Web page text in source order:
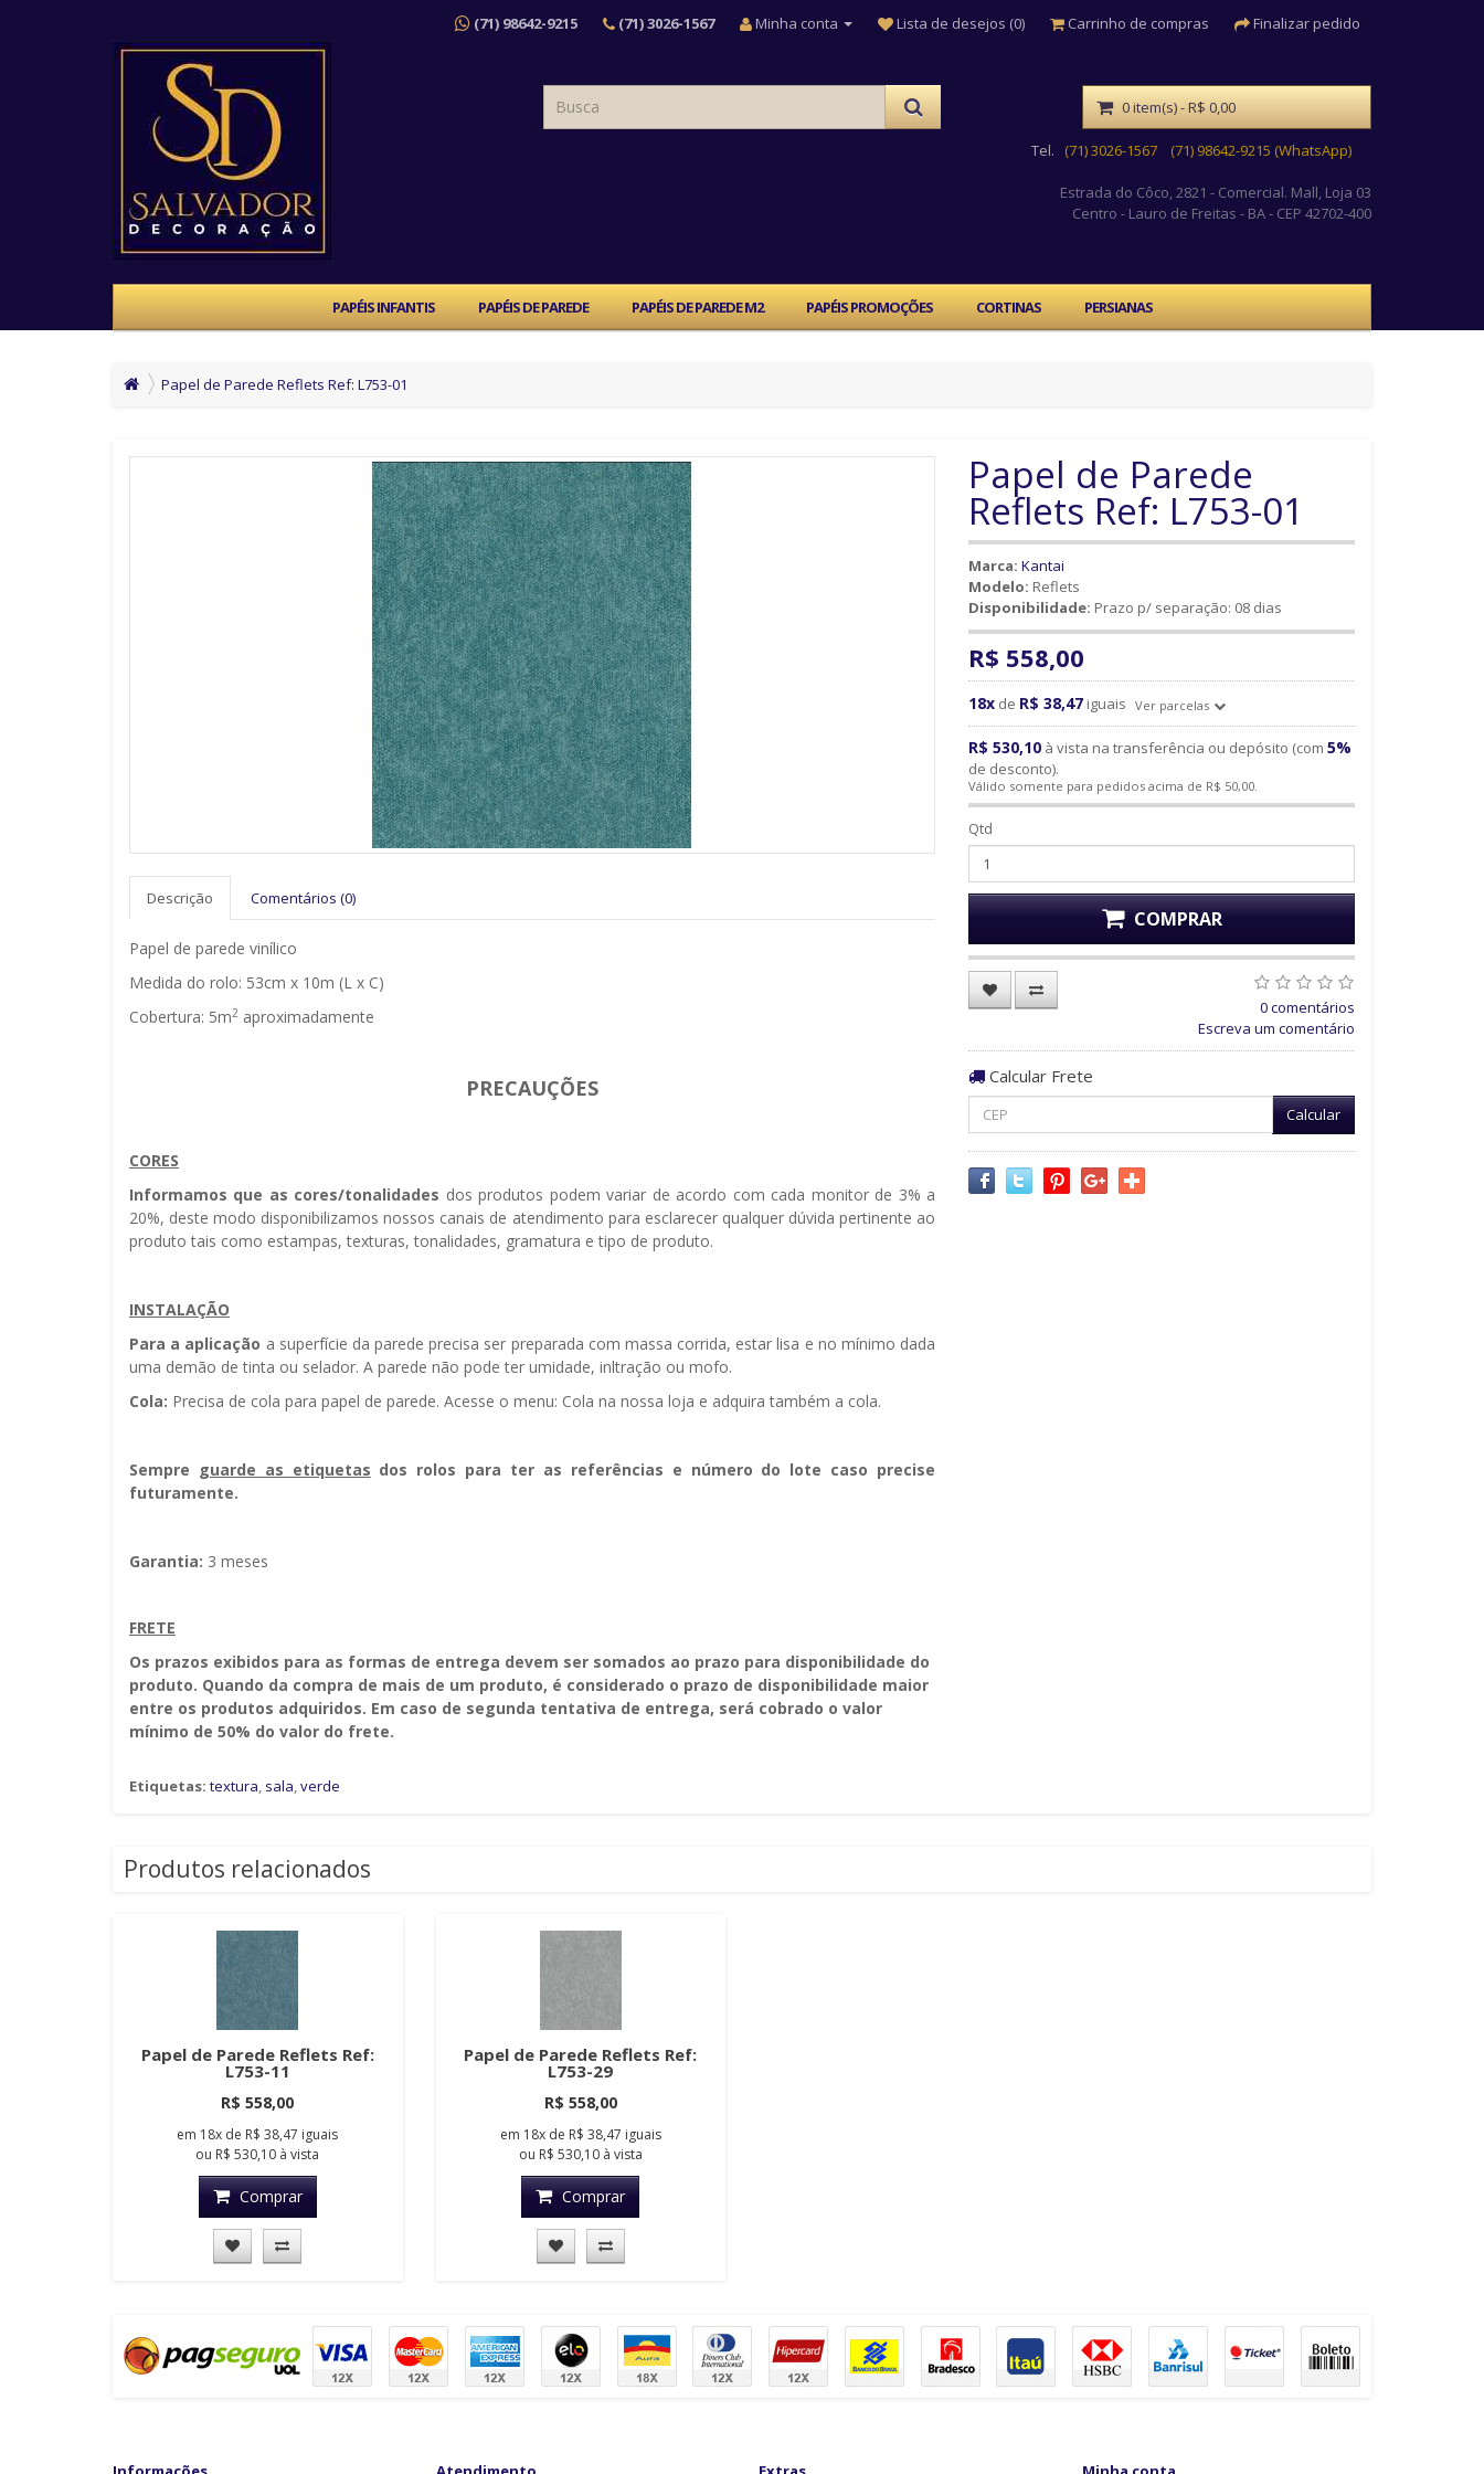
(71) 98642-9215 (71) 3026-1567 Minha conta Lista de desejos (0) Carrinho de compras Finalizar pedido
Tel. (71) 3026-1567 (71) 98642-9215 (WhatsApp)
Estrada do Côco, 2821 - Comercial. Mall, Loja 03
Centro - Lauro de Freitas - BA - CEP 42702-400
0 item(s) - R$ 0,00
PAPÉIS INFANTIS PAPÉIS DE PAREDE PAPÉIS DE PAREDE M2 PAPÉIS PROMOÇÕES CORTINAS PERSIANAS
Papel de Parede Reflets Ref: L753-01
Papel de Parede
Reflets Ref: L753-01
Marca: Kantai
Modelo: Reflets
Disponibilidade: Prazo p/ separação: 08 dias
R$ 558,00
18x de R$ 38,47 iguais Ver parcelas
R$ 530,10 à vista na transferência ou depósito (com 5%
de desconto).
Válido somente para pedidos acima de R$ 50,00.
Qtd
COMPRAR
0 comentários
Escreva um comentário
Calcular Frete
Calcular
Descrição Comentários (0)
Papel de parede vinílico
Medida do rolo: 53cm x 10m (L x C)
Cobertura: 5m2 aproximadamente
PRECAUÇÕES
CORES
Informamos que as cores/tonalidades dos produtos podem variar de acordo com cada monitor de 3% a
20%, deste modo disponibilizamos nossos canais de atendimento para esclarecer qualquer dúvida pertinente ao
produto tais como estampas, texturas, tonalidades, gramatura e tipo de produto.
INSTALAÇÃO
Para a aplicação a superfície da parede precisa ser preparada com massa corrida, estar lisa e no mínimo dada
uma demão de tinta ou selador. A parede não pode ter umidade, infiltração ou mofo.
Cola: Precisa de cola para papel de parede. Acesse o menu: Cola na nossa loja e adquira também a cola.
Sempre guarde as etiquetas dos rolos para ter as referências e número do lote caso precise
futuramente.
Garantia: 3 meses
FRETE
Os prazos exibidos para as formas de entrega devem ser somados ao prazo para disponibilidade do
produto. Quando da compra de mais de um produto, é considerado o prazo de disponibilidade maior
entre os produtos adquiridos. Em caso de segunda tentativa de entrega, será cobrado o valor
mínimo de 50% do valor do frete.
Etiquetas: textura, sala,verde
Produtos relacionados
Papel de Parede Reflets Ref:
L753-11
R$ 558,00
em 18x de R$ 38,47 iguais
ou R$ 530,10 à vista
Comprar
Papel de Parede Reflets Ref:
L753-29
R$ 558,00
em 18xde R$ 38,47 iguais
ou R$ 530,10à vista
Comprar